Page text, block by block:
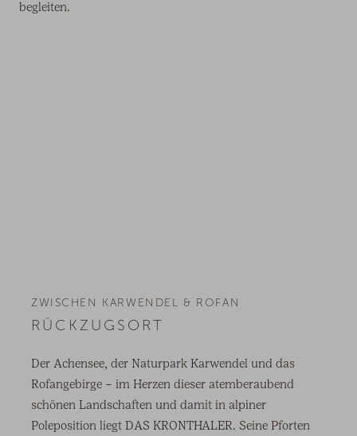
begleiten.
ZWISCHEN KARWENDEL & ROFAN
RÜCKZUGSORT
Der Achensee, der Naturpark Karwendel und das
Rofangebirge – im Herzen dieser atemberaubend
schönen Landschaften und damit in alpiner
Poleposition liegt DAS KRONTHALER. Seine Pforten